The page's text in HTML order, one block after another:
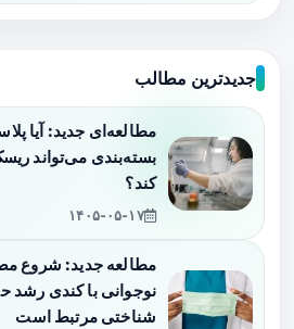
جدیدترین مطالب
مطالعه‌ای جدید: آیا
بسته‌بندی می‌تواند
کند؟
۱۴۰۵-۰۵-۱۷
مطالعه جدید: شروع
نوجوانی با کندی رشد
شناختی مرتبط است